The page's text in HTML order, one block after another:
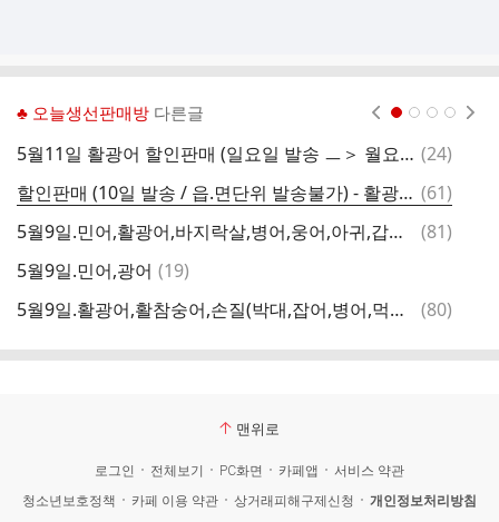
♣ 오늘생선판매방 다른글
5월11일 활광어 할인판매 (일요일 발송 ㅡ＞ 월요일 수령) 댓
(24)
할인판매 (10일 발송 / 읍.면단위 발송불가) - 활광어,백합,줄돔,암치간제미) 댓
글
(61)
5월9일.민어,활광어,바지락살,병어,웅어,아귀,갑오징어,열기,암치간제미,백조기,딱돔,참가자미,줄돔,복어,잡어
댓
(81)
5월9일.민어,광어 댓
(19)
5월9일.활광어,활참숭어,손질(박대,잡어,병어,먹갈치,갑오징어,통치,참돔,참가자미,우럭,반어,장대,황가오리),대청도암치홍어,중하,대하살
댓
(80)
맨위로
로그인 전체보기 PC화면 카페앱
서비스 약관
청소년보호정책
카페 이용 약관 상거래피해구제신청 개인정보처리방침